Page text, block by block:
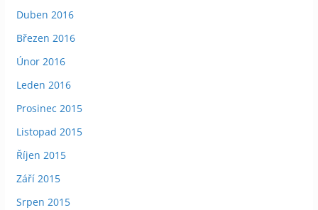
Duben 2016
Březen 2016
Únor 2016
Leden 2016
Prosinec 2015
Listopad 2015
Říjen 2015
Září 2015
Srpen 2015